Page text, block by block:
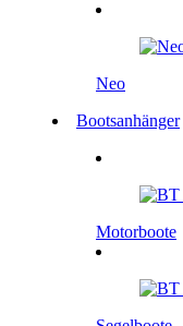
Neo
Bootsanhänger
Motorboote